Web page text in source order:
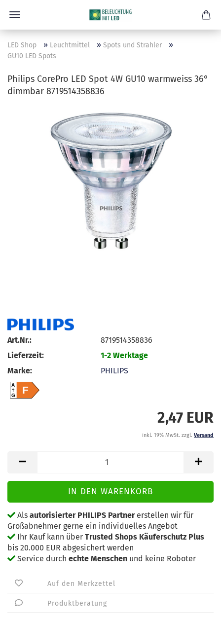
LED Shop » Leuchtmittel » Spots und Strahler »
GU10 LED Spots
Philips CorePro LED Spot 4W GU10 warmweiss 36°
dimmbar 8719514358836
Art.Nr.:
8719514358836
Lieferzeit:
1-2 Werktage
Marke:
PHILIPS
A
GF
2,47 EUR
inkl. 19% MwSt. zzgl. Versand
Als autorisierter PHILIPS Partnererstellen wir für
Großabnehmer gerne ein individuelles Angebot
Ihr Kauf kann über Trusted Shops Käuferschutz Plus
bis 20.000 EUR abgesichert werden
Service durch echte Menschen und keine Roboter
Auf den Merkzettel
Produktberatung